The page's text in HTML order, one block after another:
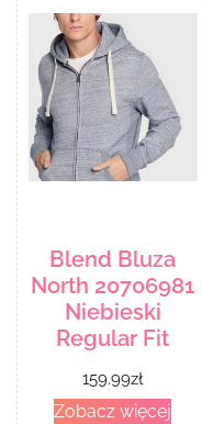
Blend Bluza
North 20706981
Niebieski
Regular Fit
159.99zł
Zobacz więcej